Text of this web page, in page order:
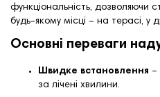
функціональність, дозволяючи
будь-якому місці – на терасі, у
Основні переваги
Швидке встановлення –
за лічені хвилини.